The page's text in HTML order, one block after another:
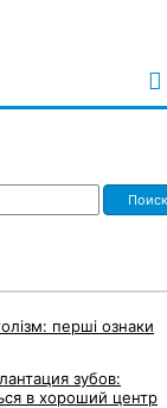
перші ознаки
зубов:
в хороший центр